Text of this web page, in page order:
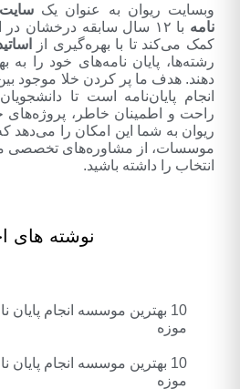
وبسایت ریوان به عنوان یکسایت
نامه
با ۱۲ سال سابقه درخشان
کمک می‌کند تا با بهره‌گیری از
رشته‌ها، پایان نامه‌های خود را
دهند. هدف ما پر کردن خلا موجود
انجام پایان‌نامه است تا
راحت و اطمینان خاطر، پروژه‌های
ریوان به شما این امکان را می‌دهد که
موسسات، از مشاوره‌های تخصصی ما
انتخاب را داشته باشید.
نوشته های
10 بهترین موسسه انجام
موزه
10 بهترین موسسه انجام
موزه